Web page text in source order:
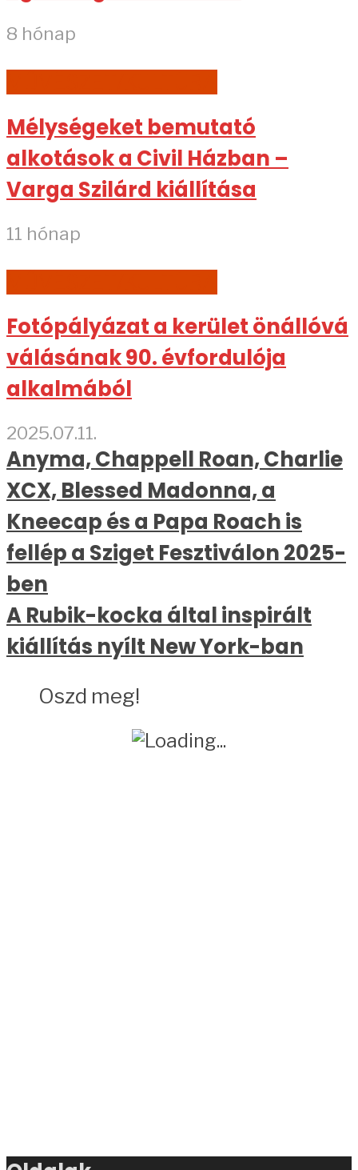
8 hónap
Mélységeket bemutató
alkotások a Civil Házban –
Varga Szilárd kiállítása
11 hónap
Fotópályázat a kerület önállóvá
válásának 90. évfordulója
alkalmából
2025.07.11.
Anyma, Chappell Roan, Charlie
XCX, Blessed Madonna, a
Kneecap és a Papa Roach is
fellép a Sziget Fesztiválon 2025-
ben
A Rubik-kocka által inspirált
kiállítás nyílt New York-ban
Oszd meg!